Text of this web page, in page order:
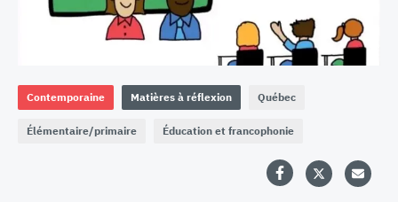
Contemporaine Matières à réflexion Québec
Élémentaire/primaire Éducation et francophonie